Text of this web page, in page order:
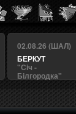
02.08.26 (ШАЛ)
БЕРКУТ
"Сiч -
Білгородка"